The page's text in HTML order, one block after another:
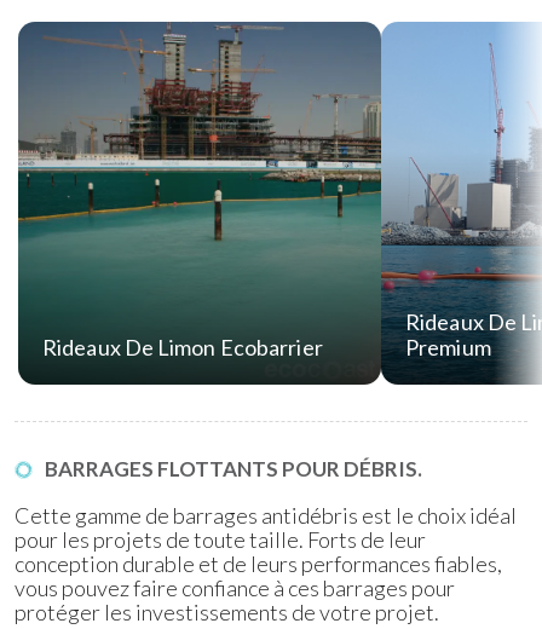
Rideaux De Limon Ecobarrier
Rideaux De
Premium
BARRAGES FLOTTANTS POUR DÉBRIS.
Cette gamme de barrages antidébris est le choix idéal
pour les projets de toute taille. Forts de leur
conception durable et de leurs performances fiables,
vous pouvez faire confiance à ces barrages pour
protéger les investissements de votre projet.Barrage